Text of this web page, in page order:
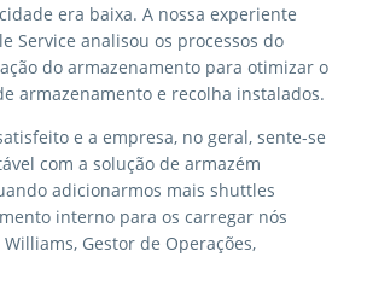
era baixa. A nossa experiente
Service analisou os processos do
do armazenamento para otimizar o
armazenamento e recolha instalados.
e a empresa, no geral, sente-se
com a solução de armazém
adicionarmos mais shuttles
interno para os carregar nós
Gestor de Operações,